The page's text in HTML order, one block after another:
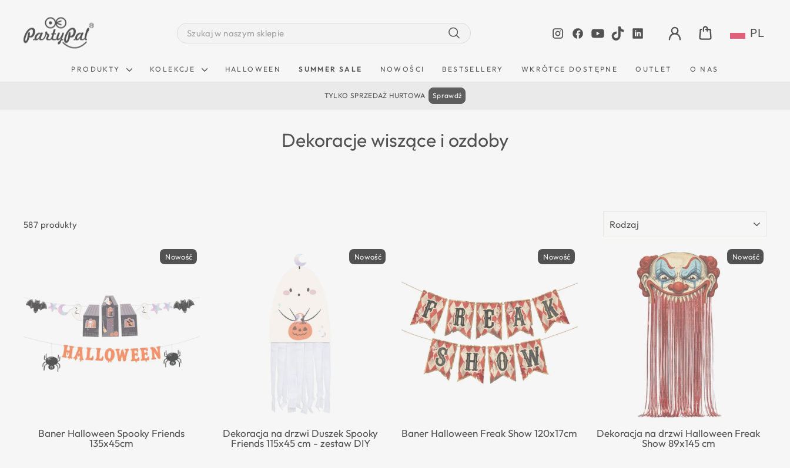
SEARCH
Szukaj
InstagramFacebook
YouTube
TikTok LinkedIn ZALOGUJ SIĘ PL
PRODUKTY KOLEKCJE HALLOWEEN SUMMER SALE NOWOŚCI BESTSELLERY WKRÓTCE DOSTĘPNE OUTLET O NAS
TYLKO SPRZEDAŻ HURTOWA Sprawdź
Dekoracje wiszące i ozdoby
587 produkty
Nowość
Baner Halloween Spooky Friends
135x45cm
Nowość
Dekoracja na drzwi Duszek Spooky
Friends 115x45 cm - zestaw DIY
Nowość
Baner Halloween Freak Show 120x17cm
Nowość
Dekoracja na drzwi Halloween Freak
Show 89x145 cm